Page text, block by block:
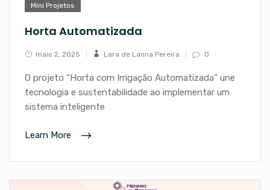
Mini Projetos
Horta Automatizada
maio 2, 2025 Lara de Lanna Pereira 0
O projeto “Horta com Irrigação Automatizada” une
tecnologia e sustentabilidade ao implementar um
sistema inteligente
Learn More